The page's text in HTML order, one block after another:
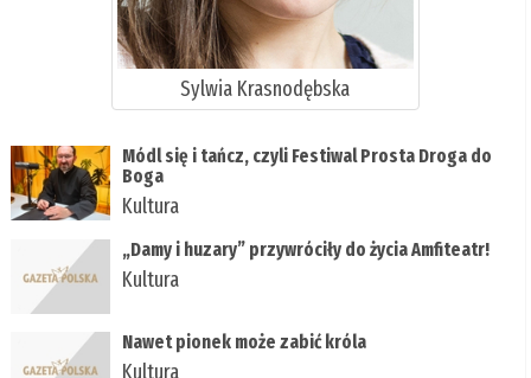
Sylwia Krasnodębska
Módl się i tańcz, czyli Festiwal Prosta Droga do
Boga
Kultura
„Damy i huzary” przywróciły do życia Amfiteatr!
Kultura
Nawet pionek może zabić króla
Kultura